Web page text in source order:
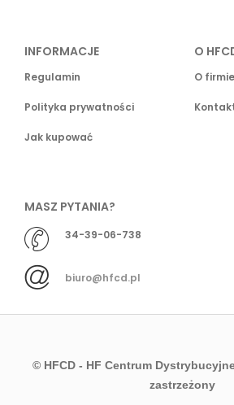
INFORMACJE
Regulamin
Polityka prywatności
Jak kupować
O
O firmie
MASZ PYTANIA?
34-39-06-738
biuro@hfcd.pl
© HFCD - HF Centrum
zastrzeżony